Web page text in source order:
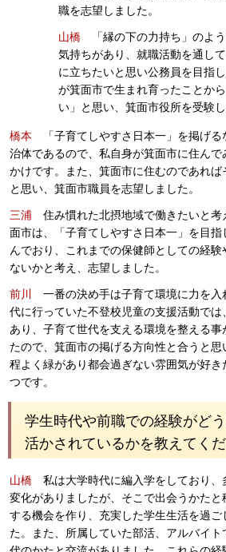
職を志望しました。
山橋 「縁の下の力持ち」のよ
気持ちがあり、就職活動を通し
に立ちたいと思い公務員を目指
が箕面市で生まれ育ったことか
い」と思い、箕面市役所を受験し
橋本 「子育てしやすさ日本一」を掲げる
治体であるので、私自身が箕面市に住んで
かけです。また、箕面市に住むのであれ
と思い、箕面市職員を志望しました。
三浦 住み慣れた北摂地域で働きたいと考
面市は、「子育てしやすさ日本一」を目指
んでおり、これまでの保健師としての経
ないかと考え、志望しました。
前川
一番の決め手は子育て環境に力を入
代に行っていた不登校児童の支援活動では
あり、子育て世代を支える環境を整える
たので、箕面市の掲げる方向性と合うと思
程よく緑があり都会過ぎない雰囲気が好
つです。
学生時代や前職での経験がど
活かされているかを教えてくだ
山橋 私は大学時代に編入学をしており、
変化がありましたが、そこで出会うかたと
する機会を作り、充実した学生生活を過ご
た。また、所属していた部活、アルバイト